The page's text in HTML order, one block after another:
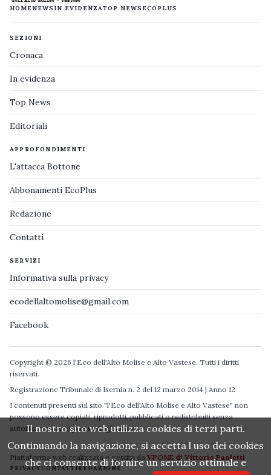
HOMENEWS IN EVIDENZATOP NEWS ECOPLUS
SEZIONI
Cronaca
In evidenza
Top News
Editoriali
APPROFONDIMENTI
L'attacca Bottone
Abbonamenti EcoPlus
Redazione
Contatti
SERVIZI
Informativa sulla privacy
ecodellaltomolise@gmail.com
Facebook
Copyright © 2026 l'Eco dell'Alto Molise e Alto Vastese. Tutti i diritti
riservati.
Registrazione Tribunale di Isernia n. 2 del 12 marzo 2014 | Anno 12
I contenuti presenti sul sito "l'Eco dell'Alto Molise e Alto Vastese" non
possono essere copiati, riprodotti, pubblicati o redistribuiti senza
autorizzazione espressa degli autori.
Piattaforma web realizzata e gestita da VPONE di Vittorio Paoletti
PRIVACYCONTATTIREDAZIONE
Il nostro sito web utilizza cookies di terzi parti.
Continuando la navigazione, si accetta l uso dei cookies
che ci consente di fornire un servizio ottimale e